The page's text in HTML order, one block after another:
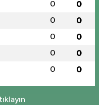
0 0
0 0
0 0
0 0
0 0